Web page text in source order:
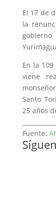
El 17 de
la
En la
viene
Santo
25 años
Fuente: